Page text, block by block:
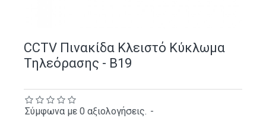
CCTV Πινακίδα Κλειστό Κύκλωμα
Τηλεόρασης - B19
Σύμφωνα με 0 αξιολογήσεις. -